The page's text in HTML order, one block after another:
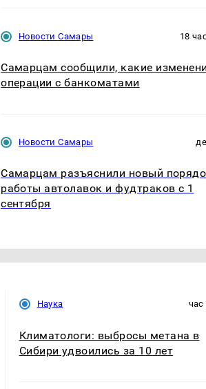
Новости Самары 18
Самарцам сообщили, какие
операции с банкоматами
Новости Самары
Самарцам разъяснили новый
работы автолавок и фудтраков с 1
сентября
Наука
Климатологи: выбросы метана в
Сибири удвоились за 10 лет